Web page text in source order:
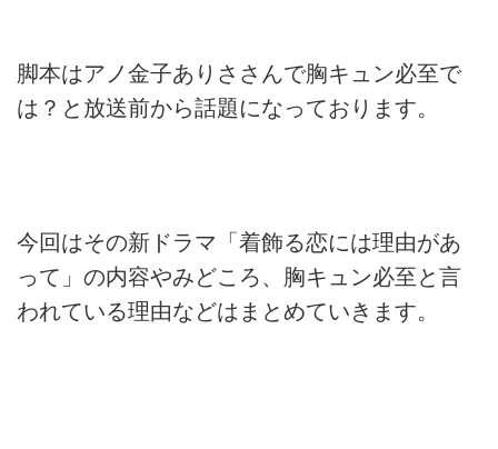
脚本はアノ金子ありささんで胸キュン必至で
は？と放送前から話題になっております。
今回はその新ドラマ「着飾る恋には理由があ
って」の内容やみどころ、胸キュン必至と言
われている理由などはまとめていきます。